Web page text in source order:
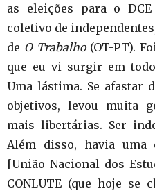
as eleições para o
coletivo de
de O Trabalho(OT-PT).
que eu vi surgir em
Uma lástima. Se afastar
objetivos, levou muita
mais libertárias. Ser
Além disso, havia uma
[União Nacional dos
CONLUTE (que hoje se